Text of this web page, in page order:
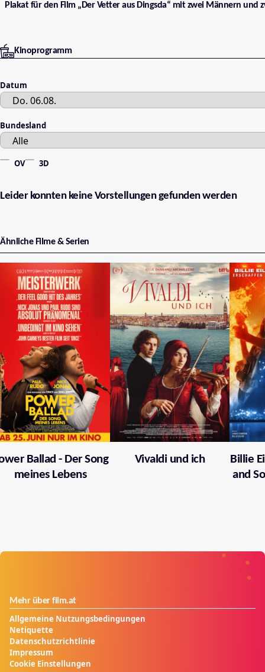
Plakat für den Film „Der Vetter aus Dingsda“ mit zwei Männern und
Kinoprogramm
Datum
Bundesland
OV 3D
Leider konnten keine Vorstellungen gefunden werden
Ähnliche Filme & Serien
Ballad - Der Song
meines Lebens
Vivaldi und ich
Billie
and
Mehr über film.at
Allgemeine Nutzungsbedingungen
Netiquette
Datenschutzrichtlinie
Impressum
Cookie Einstellungen